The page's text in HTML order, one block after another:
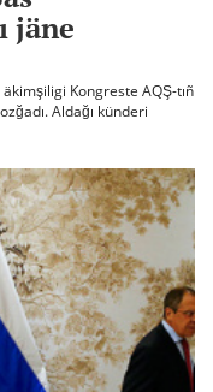
jäne
Kongreste AQŞ-tıñ
Aldağı künderi